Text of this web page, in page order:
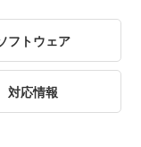
フトウェア
対応情報